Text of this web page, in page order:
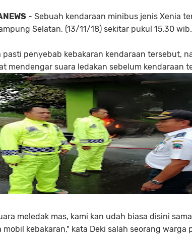
- Sebuah kendaraan minibus jenis Xenia
Selatan, (13/11/18) sekitar pukul 15.30 wib.
pasti penyebab kebakaran kendaraan tersebut,
mendengar suara ledakan sebelum kendaraan
meledak mas, kami kan udah biasa disini
kebakaran," kata Deki salah seorang warga